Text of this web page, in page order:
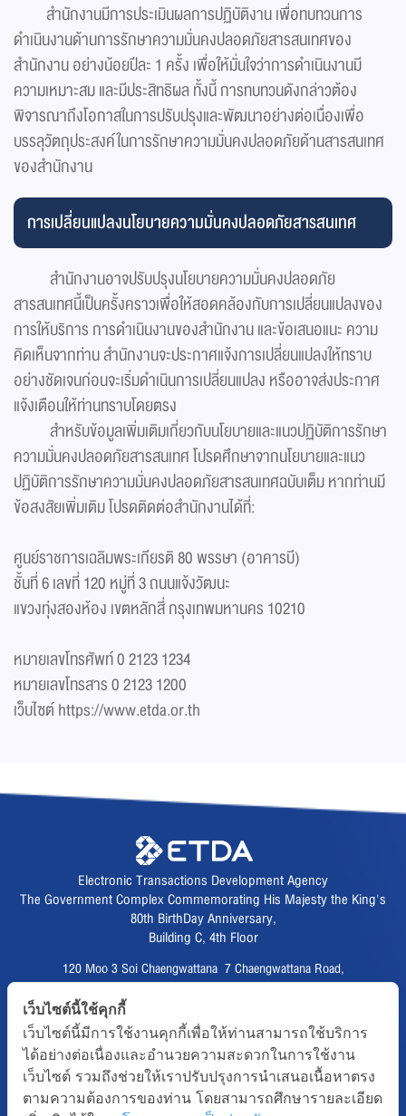
สำนักงานมีการประเมินผลการปฏิบัติงาน เพื่อทบทวนการ
ดำเนินงานด้านการรักษาความมั่นคงปลอดภัยสารสนเทศของ
สำนักงาน อย่างน้อยปีละ 1 ครั้ง เพื่อให้มั่นใจว่าการดำเนินงานมี
ความเหมาะสม และมีประสิทธิผล ทั้งนี้ การทบทวนดังกล่าวต้อง
พิจารณาถึงโอกาสในการปรับปรุงและพัฒนาอย่างต่อเนื่องเพื่อ
บรรลุวัตถุประสงค์ในการรักษาความมั่นคงปลอดภัยด้านสารสนเทศ
ของสำนักงาน
การเปลี่ยนแปลงนโยบายความมั่นคงปลอดภัยสารสนเทศ
สำนักงานอาจปรับปรุงนโยบายความมั่นคงปลอดภัย
สารสนเทศนี้เป็นครั้งคราวเพื่อให้สอดคล้องกับการเปลี่ยนแปลงของ
การให้บริการ การดำเนินงานของสำนักงาน และข้อเสนอแนะ ความ
คิดเห็นจากท่าน สำนักงานจะประกาศแจ้งการเปลี่ยนแปลงให้ทราบ
อย่างชัดเจนก่อนจะเริ่มดำเนินการเปลี่ยนแปลง หรืออาจส่งประกาศ
แจ้งเตือนให้ท่านทราบโดยตรง
สำหรับข้อมูลเพิ่มเติมเกี่ยวกับนโยบายและแนวปฏิบัติการรักษา
ความมั่นคงปลอดภัยสารสนเทศ โปรดศึกษาจากนโยบายและแนว
ปฏิบัติการรักษาความมั่นคงปลอดภัยสารสนเทศฉบับเต็ม หากท่านมี
ข้อสงสัยเพิ่มเติม โปรดติดต่อสำนักงานได้ที่:
ศูนย์ราชการเฉลิมพระเกียรติ 80 พรรษา (อาคารบี)
ชั้นที่ 6 เลขที่ 120 หมู่ที่ 3 ถนนแจ้งวัฒนะ
แขวงทุ่งสองห้อง เขตหลักสี่ กรุงเทพมหานคร 10210
หมายเลขโทรศัพท์ 0 2123 1234
หมายเลขโทรสาร 0 2123 1200
เว็บไซต์ https://www.etda.or.th
Electronic Transactions Development Agency
The Government Complex Commemorating His Majesty the King's
80th BirthDay Anniversary,
Building C, 4th Floor
120 Moo 3 Soi Chaengwattana 7 Chaengwattana Road,
Fax :02 123 1200
CALL CENTER :02 123 1234
email :info@etda.or.th
เว็บไซต์นี้ใช้คุกกี้
เว็บไซต์นี้มีการใช้งานคุกกี้เพื่อให้ท่านสามารถใช้บริการ
ได้อย่างต่อเนื่องและอำนวยความสะดวกในการใช้งาน
เว็บไซต์ รวมถึงช่วยให้เราปรับปรุงการนำเสนอเนื้อหาตรง
ตามความต้องการของท่าน โดยสามารถศึกษารายละเอียด